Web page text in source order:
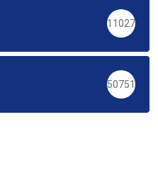
11027
50751